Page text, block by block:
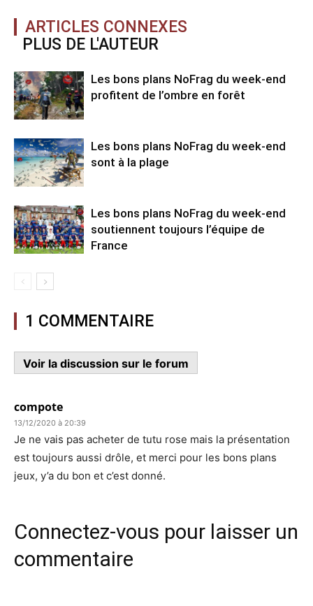
ARTICLES CONNEXES
PLUS DE L'AUTEUR
Les bons plans NoFrag du week-end
profitent de l’ombre en forêt
Les bons plans NoFrag du week-end
sont à la plage
Les bons plans NoFrag du week-end
soutiennent toujours l’équipe de
France
1 COMMENTAIRE
Voir la discussion sur le forum
compote
13/12/2020 à 20:39
Je ne vais pas acheter de tutu rose mais la présentation
est toujours aussi drôle, et merci pour les bons plans
jeux, y’a du bon et c’est donné.
Connectez-vous pour laisser un
commentaire